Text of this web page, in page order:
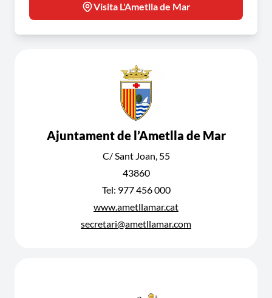
Visita L'Ametlla de Mar
Ajuntament de l’Ametlla de Mar
C/ Sant Joan, 55
43860
Tel: 977 456 000
www.ametllamar.cat
secretari@ametllamar.com